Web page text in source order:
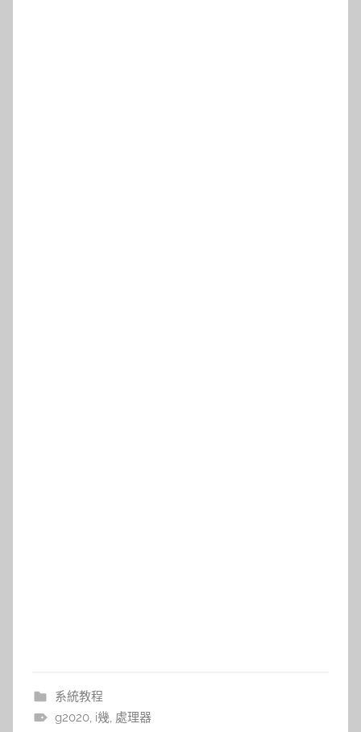
系統教程
g2020, i幾, 處理器